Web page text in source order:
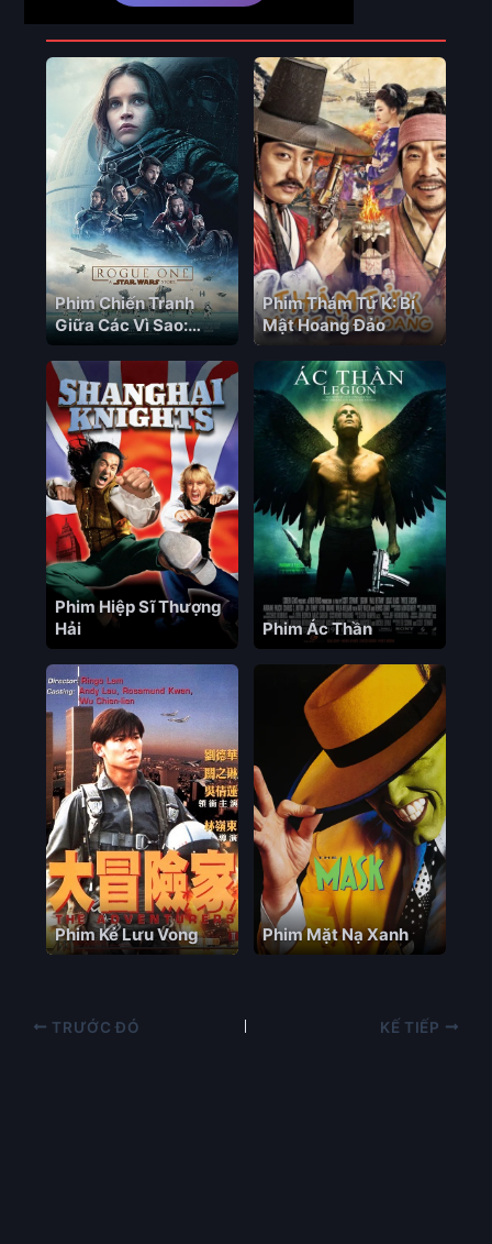
Phim Liên Quan
Phim Chiến Tranh
Giữa Các Vì Sao:
Ngoại Truyện
Phim Thám Tử K: Bí
Mật Hoang Đảo
Phim Hiệp Sĩ Thượng
Hải
Phim Ác Thần
Phim Kẻ Lưu Vong Phim Mặt Nạ Xanh
TRƯỚC ĐÓ KẾ TIẾP